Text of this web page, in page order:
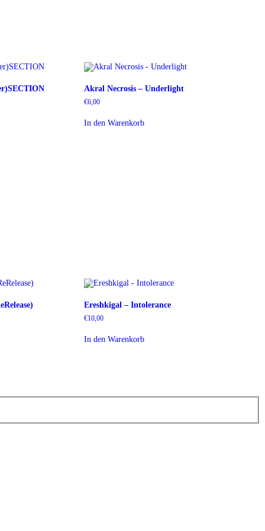
Akral Necrosis – Underlight
€6,00
In den Warenkorb
Ereshkigal – Intolerance
€10,00
In den Warenkorb